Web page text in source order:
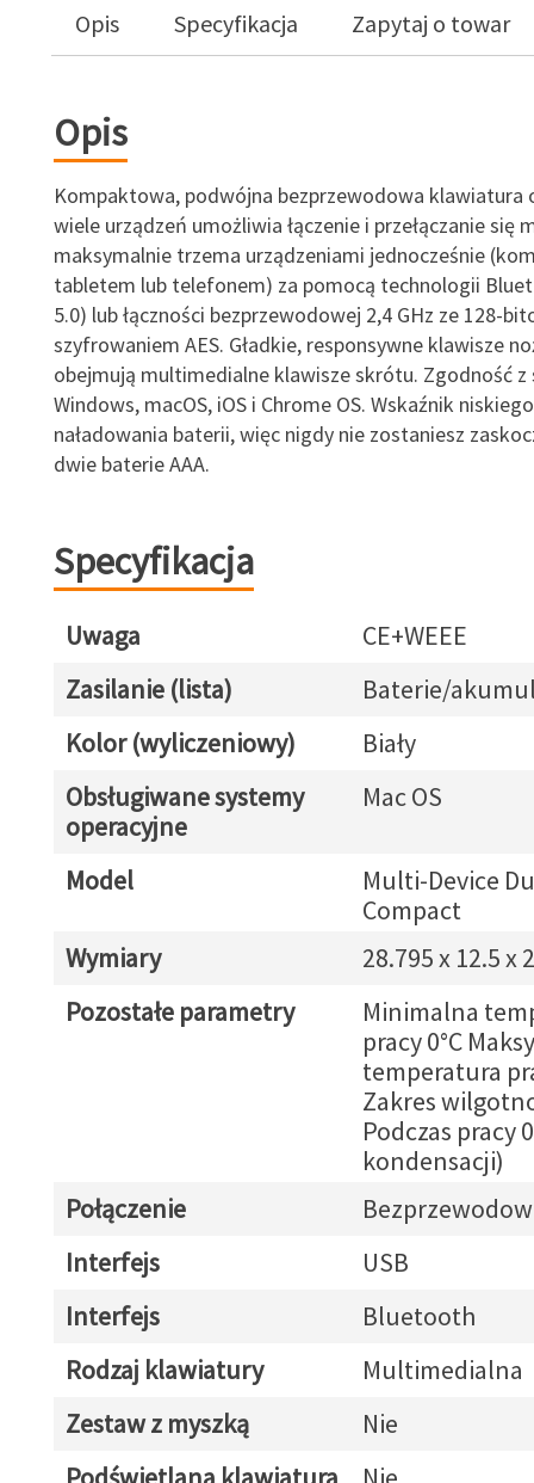
Opis Specyfikacja Zapytaj o towar
Opis
Kompaktowa, podwójna bezprzewodowa klawiatura
wiele urządzeń umożliwia łączenie i przełączanie się
maksymalnie trzema urządzeniami jednocześnie
tabletem lub telefonem) za pomocą technologii
5.0) lub łączności bezprzewodowej 2,4 GHz ze 128-
szyfrowaniem AES. Gładkie, responsywne klawisze
obejmują multimedialne klawisze skrótu. Zgodność
Windows, macOS, iOS i Chrome OS. Wskaźnik
naładowania baterii, więc nigdy nie zostaniesz
dwie baterie AAA.
Specyfikacja
Uwaga
CE+WEEE
Zasilanie (lista)
Baterie/
Kolor (wyliczeniowy)
Biały
Obsługiwane systemy
operacyjne
Mac OS
Model
Multi-Device
Compact
Wymiary
28.795 x 12.5 x
Pozostałe parametry
Minimalna
pracy 0°C
temperatura
Zakres
Podczas pracy
kondensacji)
Połączenie
Interfejs
USB
Interfejs
Bluetooth
Rodzaj klawiatury
Multimedialna
Zestaw z myszką
Nie